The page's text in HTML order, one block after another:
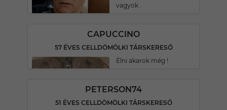
vagyok .
CAPUCCINO
57 ÉVES CELLDÖMÖLKI TÁRSKERESŐ
Élni akarok még !
PETERSON74
51 ÉVES CELLDÖMÖLKI TÁRSKERESŐ